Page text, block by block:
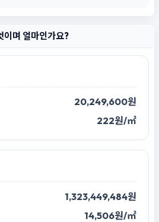
이며 얼마인가요?
20,249,600원
222원/㎡
1,323,449,484원
14,506원/㎡